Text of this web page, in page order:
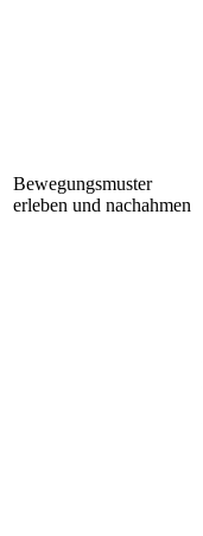
Bewegungsmuster
erleben und nachahmen